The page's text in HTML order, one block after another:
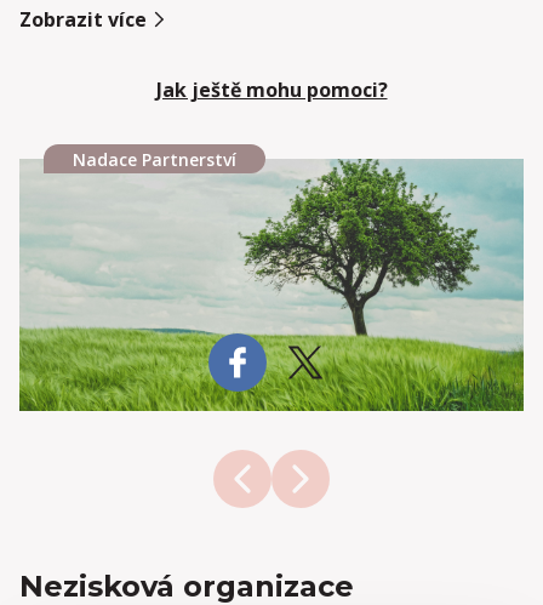
Nadace Partnerství
Zobrazit více
Jak ještě mohu pomoci?
Nezisková organizace